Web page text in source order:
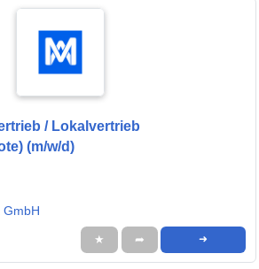
/ Lokalvertrieb
(m/w/d)
GmbH
★ ➦ ➜